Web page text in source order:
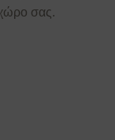
σας.